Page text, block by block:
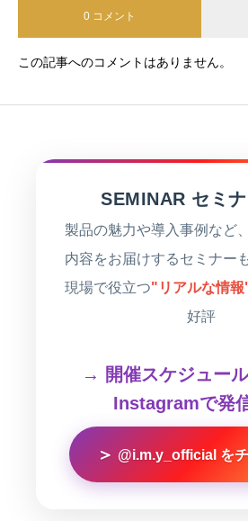
0 コメント
この記事へのコメントはありません。
SEMINAR セミ
製品の魅力や導入事例など
内容をお届けするセミナー
現場で役立つ"リアルな情報
好評
→ 開催スケジュー
Instagramで発
＞ @i.m.y_official をチ